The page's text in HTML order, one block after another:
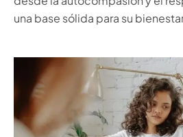
una base sólida para su